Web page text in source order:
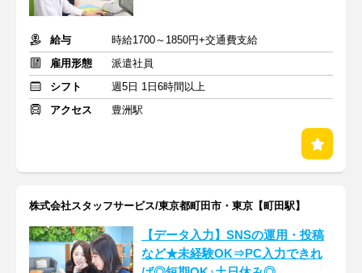
給与
時給1700～1850円+交通費支給
雇用形態
派遣社員
シフト
週5日 1日6時間以上
アクセス
豊洲駅
株式会社スタッフサービス/東京都町田市・東京【町田駅】
【データ入力】SNSの運用・投稿
など★未経験OK⇒PC入力できれ